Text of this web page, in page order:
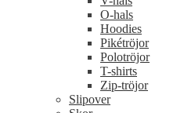
O-hals
Hoodies
Pikétröjor
Polotröjor
T-shirts
Zip-tröjor
Slipover